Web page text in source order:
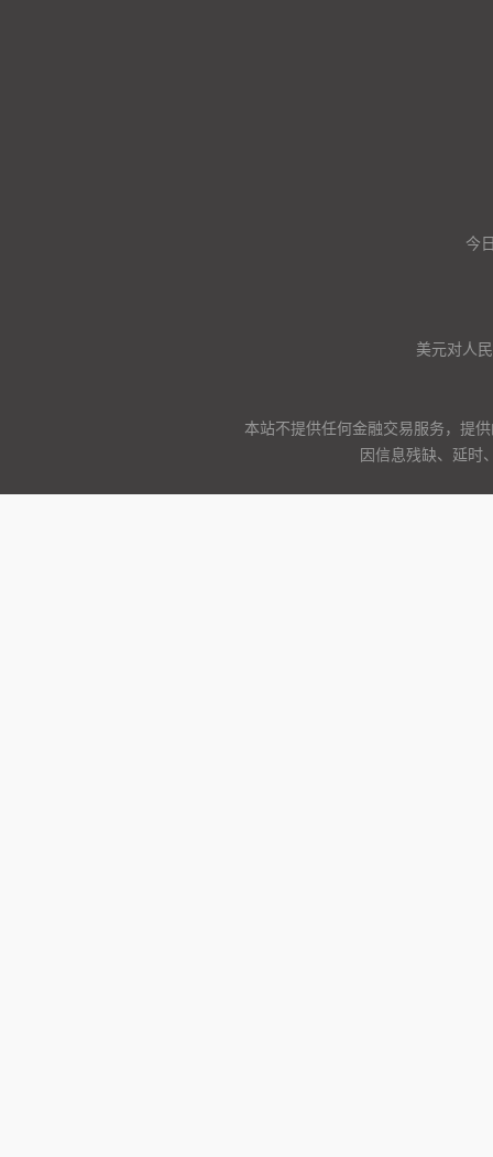
今
美元对人
本站不提供任何金融交易服务，提
因信息残缺、延时